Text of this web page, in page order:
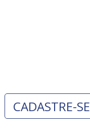
CADASTRE-SE